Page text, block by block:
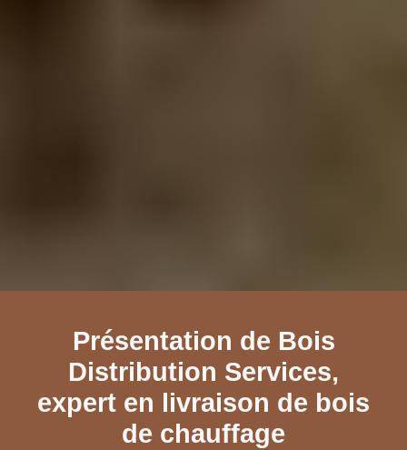
Présentation de Bois
Distribution Services,
expert en livraison de bois
de chauffage